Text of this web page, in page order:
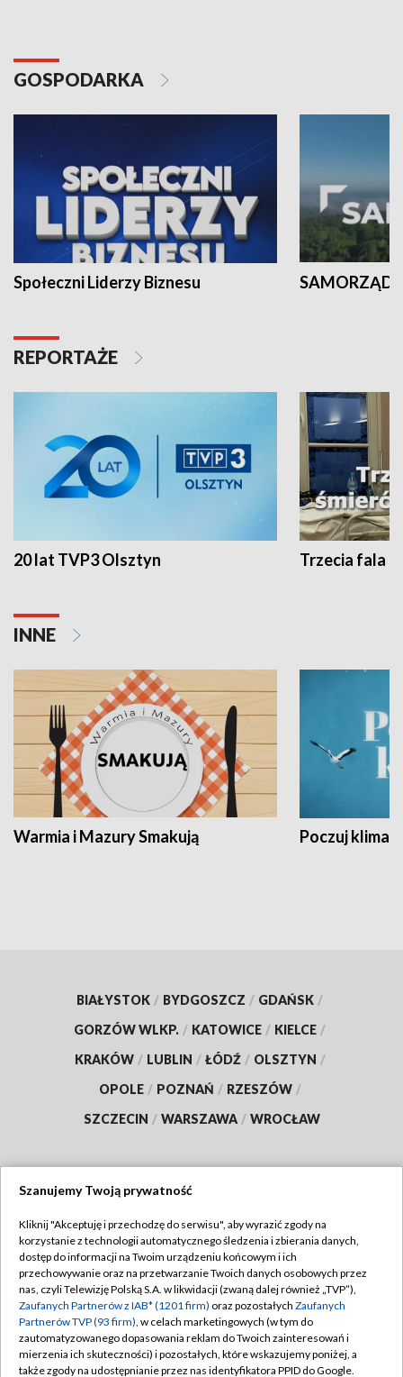
GOSPODARKA
Społeczni Liderzy Biznesu SAMORZĄD
REPORTAŻE
20 lat TVP3 Olsztyn Trzecia fala -
INNE
Warmia i Mazury Smakują Poczuj klimat
BIAŁYSTOK / BYDGOSZCZ / GDAŃSK /
GORZÓW WLKP. / KATOWICE / KIELCE /
KRAKÓW / LUBLIN / ŁÓDŹ / OLSZTYN /
OPOLE / POZNAŃ / RZESZÓW /
SZCZECIN / WARSZAWA / WROCŁAW
TVP
Abonament TVP
Emisja w TVP
Centrum informacji TVP
Naziemna Telewizja Cyfrowa
Regulamin TVP
Polityka prywatności
Moje zgody
Pomoc
Szanujemy Twoją prywatność
Kliknij "Akceptuję i przechodzę do serwisu", aby wyrazić zgody na
korzystanie z technologii automatycznego śledzenia i zbierania danych,
dostęp do informacji na Twoim urządzeniu końcowym i ich
przechowywanie oraz na przetwarzanie Twoich danych osobowych przez
nas, czyli Telewizję Polską S.A. w likwidacji (zwaną dalej również „TVP”),
Zaufanych Partnerów z IAB* (1201 firm) oraz pozostałych Zaufanych
Partnerów TVP (93 firm), w celach marketingowych (w tym do
zautomatyzowanego dopasowania reklam do Twoich zainteresowań i
mierzenia ich skuteczności) i pozostałych, które wskazujemy poniżej, a
także zgody na udostępnianie przez nas identyfikatora PPID do Google.